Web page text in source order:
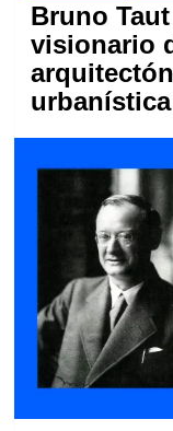
Bruno Taut
visionario